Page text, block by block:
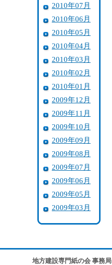
2010年07月
2010年06月
2010年05月
2010年04月
2010年03月
2010年02月
2010年01月
2009年12月
2009年11月
2009年10月
2009年09月
2009年08月
2009年07月
2009年06月
2009年05月
2009年03月
地方建設専門紙の会 事務局